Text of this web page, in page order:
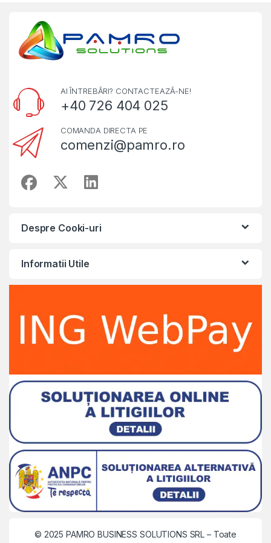
AI ÎNTREBĂRI? CONTACTEAZĂ-NE!
+40 726 404 025
COMANDA DIRECTA PE
comenzi@pamro.ro
Despre Cooki-uri
Informatii Utile
© 2025 PAMRO BUSINESS SOLUTIONS SRL – Toate